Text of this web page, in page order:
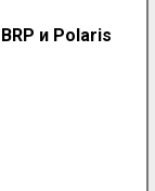
и Polaris